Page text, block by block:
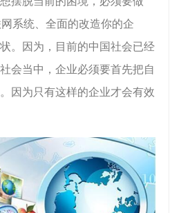
系统、全面的改造你的企
。因为，目前的中国社会已经
会当中，企业必须要首先把自
因为只有这样的企业才会有效